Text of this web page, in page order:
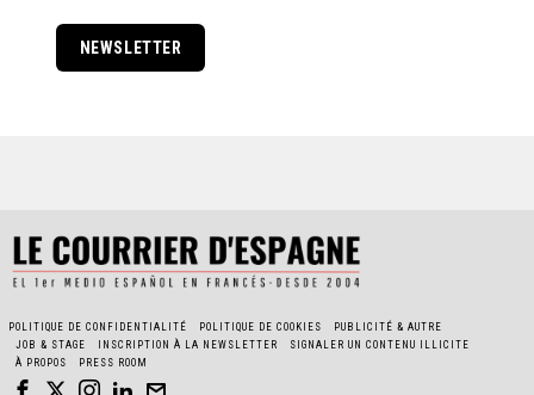
NEWSLETTER
POLITIQUE DE CONFIDENTIALITÉ POLITIQUE DE COOKIES
PUBLICITÉ & AUTRE
JOB & STAGE
INSCRIPTION À LA NEWSLETTER
SIGNALER UN CONTENU ILLICITE
À PROPOS
PRESS ROOM